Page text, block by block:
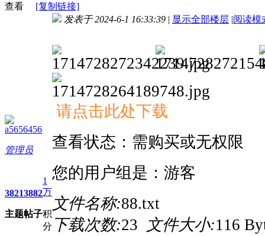
查看
[复制链接]
a5656456
管理员
3821
主题
3882
帖子
1
万
积
分
发表于 2024-6-1 16:33:39 | 显示全部楼层 |阅读模
请点击此处下载
查看状态：需购买或无权限
您的用户组是：游客
文件名称:88.txt
下载次数:23 文件大小:116